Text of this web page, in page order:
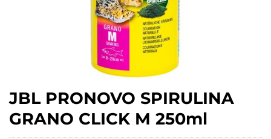
JBL PRONOVO SPIRULINA
GRANO CLICK M 250ml